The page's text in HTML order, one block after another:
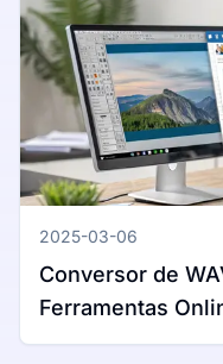
2025-03-06
Conversor de
Ferramentas